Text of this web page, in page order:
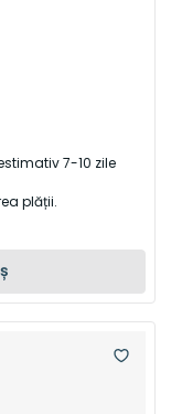
7-10 zile
plății.